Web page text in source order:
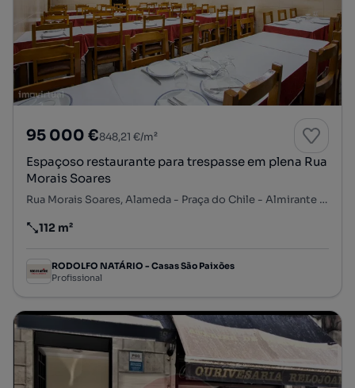
95 000 €848,21 €/m²
Espaçoso restaurante para trespasse em plena Rua
Morais Soares
Rua Morais Soares, Alameda - Praça do Chile - Almirante Reis, Arroios, Lisboa, Lisboa
Preço por metro quadrado
112 m²
RODOLFO NATÁRIO - Casas São Paixões
Profissional